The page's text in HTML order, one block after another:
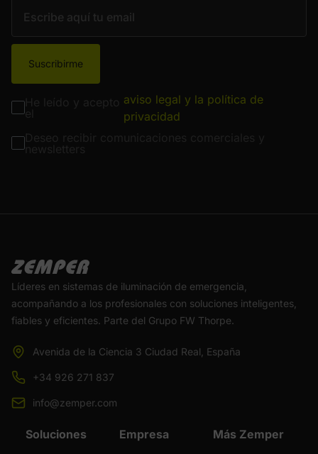
Suscribirme
aviso legal y la política de
privacidad
Líderes en sistemas de iluminación de emergencia,
acompañando a los profesionales con soluciones inteligentes,
fiables y eficientes. Parte del Grupo FW Thorpe.
Avenida de la Ciencia 3 Ciudad Real, España
+34 926 271 837
info@zemper.com
Soluciones Empresa Más Zemper